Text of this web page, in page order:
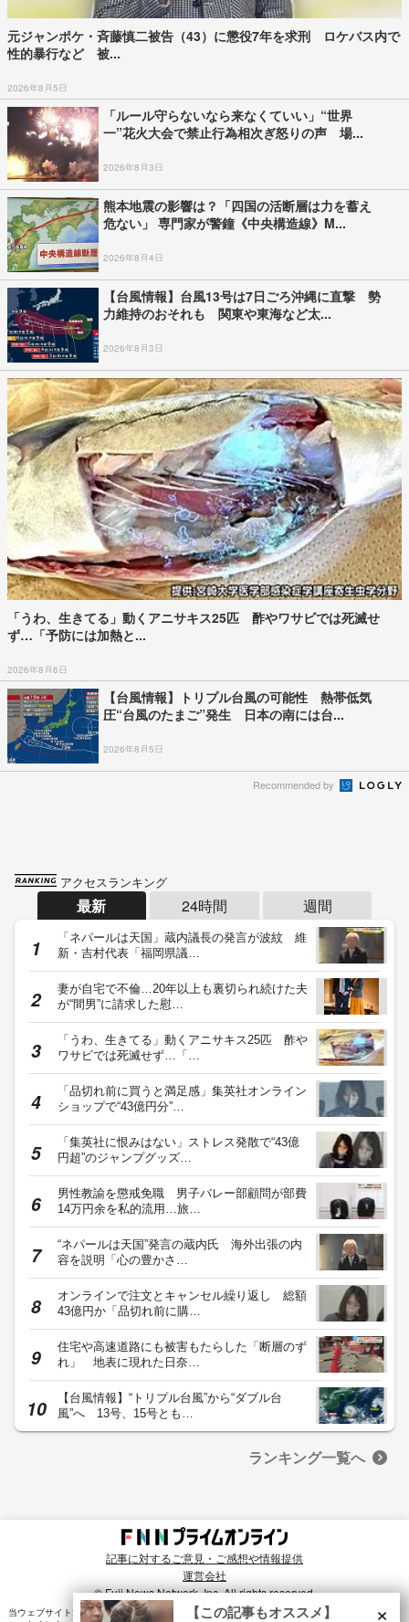
元ジャンポケ・斉藤慎二被告（43）に懲役7年を求刑 ロケバス内で
性的暴行など 被...
2026年8月5日
「ルール守らないなら来なくていい」“世界
一”花火大会で禁止行為相次ぎ怒りの声 場...
2026年8月3日
熊本地震の影響は？「四国の活断層は力を蓄え
危ない」 専門家が警鐘《中央構造線》M...
2026年8月4日
【台風情報】台風13号は7日ごろ沖縄に直撃 勢
力維持のおそれも 関東や東海など太...
2026年8月3日
「うわ、生きてる」動くアニサキス25匹 酢やワサビでは死滅せ
ず…「予防には加熱と...
2026年8月6日
【台風情報】トリプル台風の可能性 熱帯低気
圧“台風のたまご”発生 日本の南には台...
2026年8月5日
Recommended by
アクセスランキング
最新 24時間 週間
「ネパールは天国」蔵内議長の発言が波紋 維
新・吉村代表「福岡県議…
妻が自宅で不倫…20年以上も裏切られ続けた夫
が“間男”に請求した慰…
「うわ、生きてる」動くアニサキス25匹 酢や
ワサビでは死滅せず…「…
「品切れ前に買うと満足感」集英社オンライン
ショップで“43億円分”…
「集英社に恨みはない」ストレス発散で“43億
円超”のジャンプグッズ…
男性教諭を懲戒免職 男子バレー部顧問が部費
14万円余を私的流用…旅…
“ネパールは天国”発言の蔵内氏 海外出張の内
容を説明「心の豊かさ…
オンラインで注文とキャンセル繰り返し 総額
43億円か「品切れ前に購…
住宅や高速道路にも被害もたらした「断層のず
れ」 地表に現れた日奈…
【台風情報】“トリプル台風”から“ダブル台
風”へ 13号、15号とも…
ランキング一覧へ
記事に対するご意見・ご感想や情報提供
運営会社
© Fuji News Network, Inc. All rights reserved.
当ウェブサイトでは、ユーザのニーズ・興味・関⼼に合致したコンテンツや広告配信を提供する
×
【この記事もオススメ】